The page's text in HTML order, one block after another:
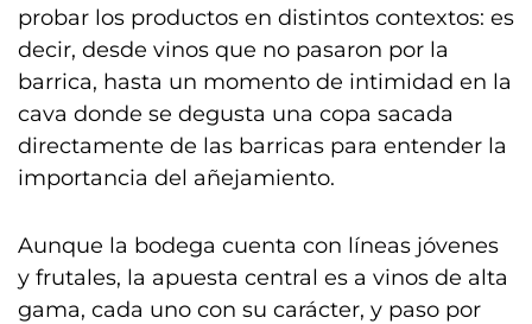
probar los productos en distintos contextos: es
decir, desde vinos que no pasaron por la
barrica, hasta un momento de intimidad en la
cava donde se degusta una copa sacada
directamente de las barricas para entender la
importancia del añejamiento.
Aunque la bodega cuenta con líneas jóvenes
y frutales, la apuesta central es a vinos de alta
gama, cada uno con su carácter, y paso por